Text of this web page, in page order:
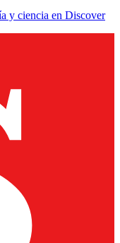
y ciencia en Discover